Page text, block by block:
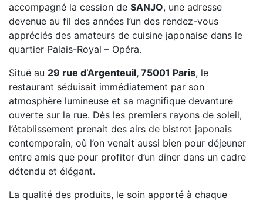
accompagné la cession de SANJO, une adresse
devenue au fil des années l’un des rendez-vous
appréciés des amateurs de cuisine japonaise dans le
quartier Palais-Royal – Opéra.
Situé au 29 rue d’Argenteuil, 75001 Paris, le
restaurant séduisait immédiatement par son
atmosphère lumineuse et sa magnifique devanture
ouverte sur la rue. Dès les premiers rayons de soleil,
l’établissement prenait des airs de bistrot japonais
contemporain, où l’on venait aussi bien pour déjeuner
entre amis que pour profiter d’un dîner dans un cadre
détendu et élégant.
La qualité des produits, le soin apporté à chaque